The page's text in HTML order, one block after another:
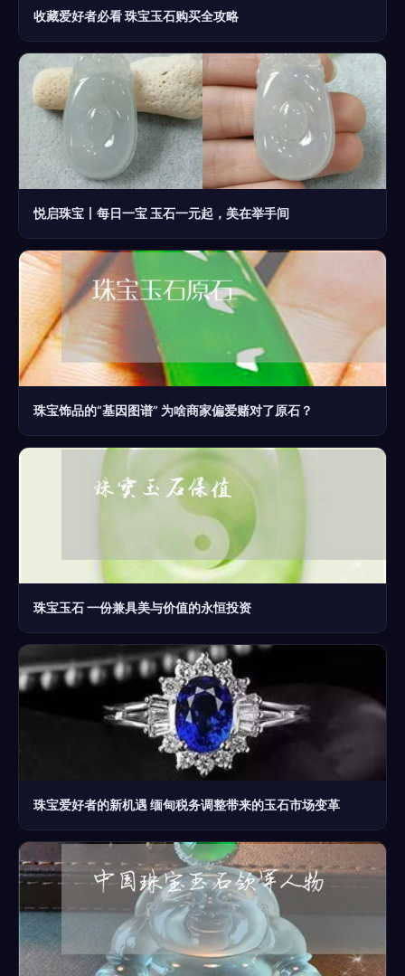
收藏爱好者必看 珠宝玉石购买全攻略
悦启珠宝丨每日一宝 玉石一元起，美在举手间
珠宝饰品的“基因图谱” 为啥商家偏爱赌对了原石？
珠宝玉石 一份兼具美与价值的永恒投资
珠宝爱好者的新机遇 缅甸税务调整带来的玉石市场变革